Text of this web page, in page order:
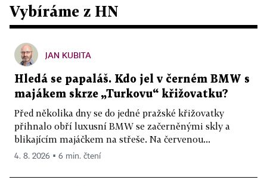
Vybíráme z HN
JAN KUBITA
Hledá se papaláš. Kdo jel v černém BMW s
majákem skrze „Turkovu“ křižovatku?
Před několika dny se do jedné pražské křižovatky
přihnalo obří luxusní BMW se začerněnými skly a
blikajícím majáčkem na střeše. Na červenou...
4. 8. 2026 ▪ 6 min. čtení